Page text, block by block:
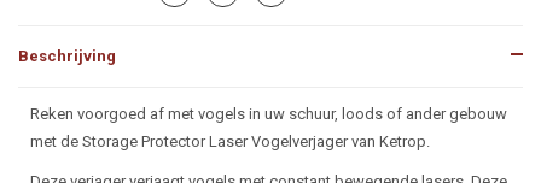
Beschrijving
Beschrijving
Reken voorgoed af met vogels in uw schuur, loods of ander gebouw
met de Storage Protector Laser Vogelverjager van Ketrop.